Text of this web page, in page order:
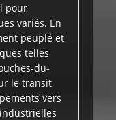
pour
variés. En
peuplé et
telles
du-
le transit
vers